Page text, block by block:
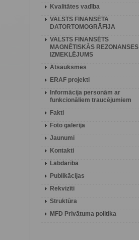
Kvalitātes vadība
VALSTS FINANSĒTA
DATORTOMOGRĀFIJA
VALSTS FINANSĒTS
MAGNĒTISKĀS REZONANSES
IZMEKLĒJUMS
Atsauksmes
ERAF projekti
Informācija personām ar
funkcionāliem traucējumiem
Fakti
Foto galerija
Jaunumi
Kontakti
Labdarība
Publikācijas
Rekvizīti
Struktūra
MFD Privātuma politika